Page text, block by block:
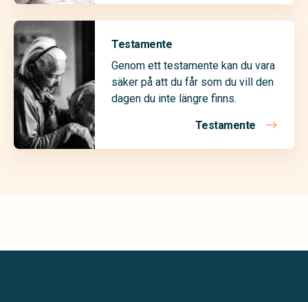
Testamente
Genom ett testamente kan du vara
säker på att du får som du vill den
dagen du inte längre finns.
Testamente